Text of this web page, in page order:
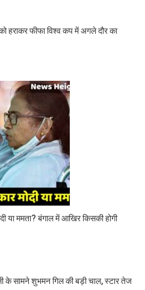
हराकर फीफा विश्व कप में अगले दौर का
ममता? बंगाल में आखिर किसकी होगी
के सामने शुभमन गिल की बड़ी चाल, स्टार तेज